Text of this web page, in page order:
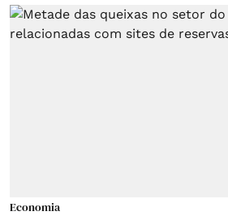
Economia